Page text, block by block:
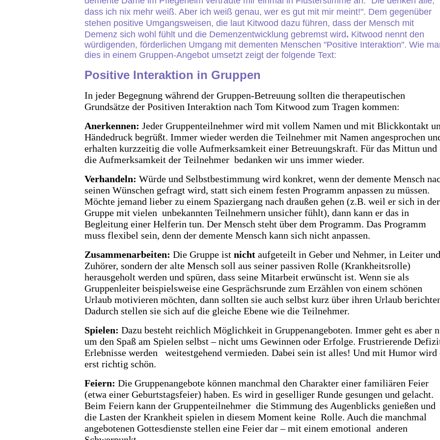
dass ich nix mehr weiß. Aber ich weiß genau, wer es gut mit mir meint!". Dem gegenüber
stehen positive Umgangsweisen, die laut Kitwood dazu führen, dass der Mensch mit
Demenz sich wohl fühlt und die Demenzentwicklung gebremst wird. Kitwood nennt den
würdigenden, förderlichen Umgang mit dementen Menschen "Positive Interaktion". Wie
dies in einem Gruppen-Angebot umsetzt zeigt der folgende Text:
Positive Interaktion in Gruppen
In jeder Begegnung während der Gruppen-Betreuung sollten die therapeutischen
Grundsätze der Positiven Interaktion nach Tom Kitwood zum Tragen kommen:
Anerkennen: Jeder Gruppenteilnehmer wird mit vollem Namen und mit Blickkontakt
Händedruck begrüßt. Immer wieder werden die Teilnehmer mit Namen angesprochen
erhalten kurzzeitig die volle Aufmerksamkeit einer Betreuungskraft. Für das Mittun und
die Aufmerksamkeit der Teilnehmer bedanken wir uns immer wieder.
Verhandeln: Würde und Selbstbestimmung wird konkret, wenn der demente Mensch
seinen Wünschen gefragt wird, statt sich einem festen Programm anpassen zu müssen.
Möchte jemand lieber zu einem Spaziergang nach draußen gehen (z.B. weil er sich in der
Gruppe mit vielen unbekannten Teilnehmern unsicher fühlt), dann kann er das in
Begleitung einer Helferin tun. Der Mensch steht über dem Programm. Das Programm
muss flexibel sein, denn der demente Mensch kann sich nicht anpassen.
Zusammenarbeiten: Die Gruppe ist nicht aufgeteilt in Geber und Nehmer, in Leiter und
Zuhörer, sondern der alte Mensch soll aus seiner passiven Rolle (Krankheitsrolle)
herausgeholt werden und spüren, dass seine Mitarbeit erwünscht ist. Wenn sie als
Gruppenleiter beispielsweise eine Gesprächsrunde zum Erzählen von einem schönen
Urlaub motivieren möchten, dann sollten sie auch selbst kurz über ihren Urlaub
Dadurch stellen sie sich auf die gleiche Ebene wie die Teilnehmer.
Spielen: Dazu besteht reichlich Möglichkeit in Gruppenangeboten. Immer geht es aber
um den Spaß am Spielen selbst – nicht ums Gewinnen oder Erfolge. Frustrierende
Erlebnisse werden weitestgehend vermieden. Dabei sein ist alles! Und mit Humor wird
erst richtig schön.
Feiern: Die Gruppenangebote können manchmal den Charakter einer familiären Feier
(etwa einer Geburtstagsfeier) haben. Es wird in geselliger Runde gesungen und gelacht.
Beim Feiern kann der Gruppenteilnehmer die Stimmung des Augenblicks genießen und
die Lasten der Krankheit spielen in diesem Moment keine Rolle. Auch die manchmal
angebotenen Gottesdienste stellen eine Feier dar – mit einem emotional anderen